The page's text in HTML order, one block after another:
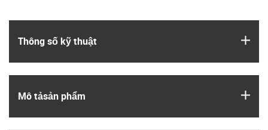
Thông số kỹ thuật
Mô tả­sản phẩm